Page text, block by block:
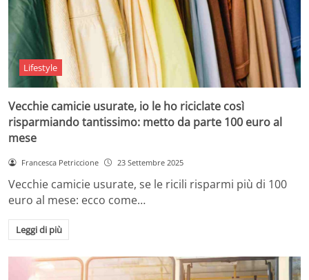
Lifestyle
Vecchie camicie usurate, io le ho riciclate così
risparmiando tantissimo: metto da parte 100 euro al
mese
Francesca Petriccione 23 Settembre 2025
Vecchie camicie usurate, se le ricili risparmi più di 100
euro al mese: ecco come…
Leggi di più